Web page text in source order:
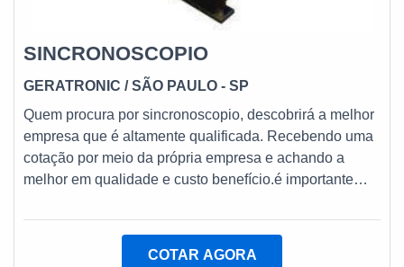
SINCRONOSCOPIO
GERATRONIC / SÃO PAULO - SP
Quem procura por sincronoscopio, descobrirá a melhor
empresa que é altamente qualificada. Recebendo uma
cotação por meio da própria empresa e achando a
melhor em qualidade e custo benefício.é importante
empresas especializadas no segmento. Esse tipo de
COTAR AGORA